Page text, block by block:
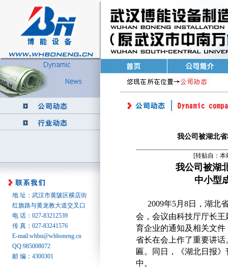
地 址：武汉市黄陂区横店街
红旗路与黄龙教大道交叉口
电 话：027-83212539
传 真：027-83241576
E-mail:whbn@whboneng.cn
QQ:985008072
邮 编：4300301
我公司被湖北
[转贴自：
我公司被湖
中小型成长路
2009年5月8日，湖北
会，会议由科技厅厅长
育企业的通知及相关文
省长在会上作了重要讲
匾。同日，《湖北日报
中。